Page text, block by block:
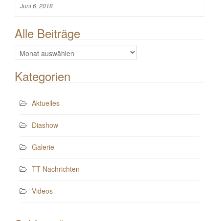
Juni 6, 2018
Alle Beiträge
Alle
Beiträge
Kategorien
Aktuelles
Diashow
Galerie
TT-Nachrichten
Videos